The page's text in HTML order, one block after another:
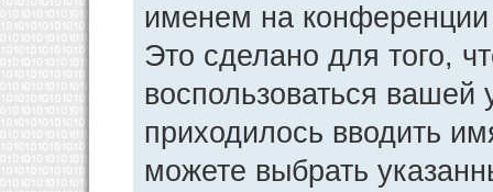
именем на конференции
Это сделано для того,
воспользоваться
приходилось вводить
можете выбрать